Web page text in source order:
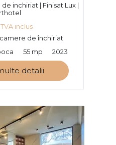
inchiriat | Finisat Lux |
TVA inclus
de închiriat
55 mp 2023
detalii